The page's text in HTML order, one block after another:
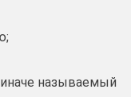
называемый